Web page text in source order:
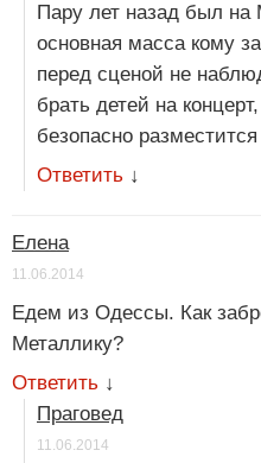
Пару лет назад был
основная масса кому
перед сценой не
брать детей на
безопасно
Ответить ↓
Елена
11.06.2014
Едем из Одессы. Как
Металлику?
Ответить ↓
Праговед
11.06.2014